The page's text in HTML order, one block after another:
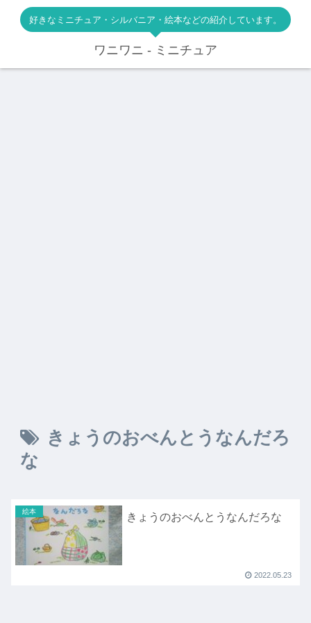
好きなミニチュア・シルバニア・絵本などの紹介しています。
ワニワニ - ミニチュア
きょうのおべんとうなんだろ
な
絵本 きょうのおべんとうなんだろな
2022.05.23